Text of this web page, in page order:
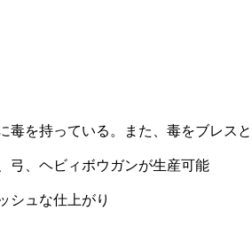
毒を持っている。また、毒をブレスと
弓、ヘビィボウガンが生産可能
シュな仕上がり